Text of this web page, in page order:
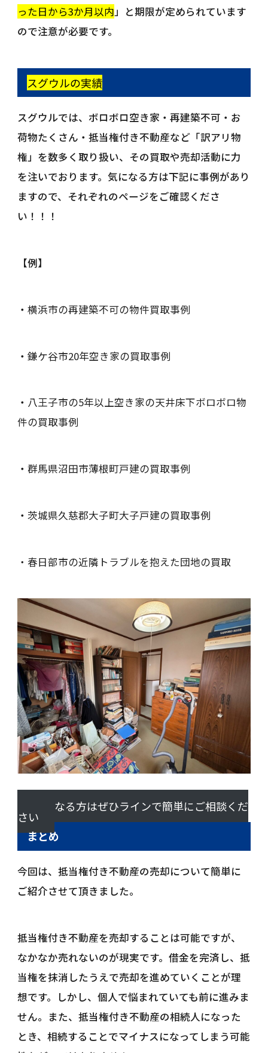
った日から3か月以内」と期限が定められています
ので注意が必要です。
スグウルの実績
スグウルでは、ボロボロ空き家・再建築不可・お
荷物たくさん・抵当権付き不動産など「訳アリ物
権」を数多く取り扱い、その買取や売却活動に力
を注いでおります。気になる方は下記に事例があり
ますので、それぞれのページをご確認くださ
い！！！
【例】
・横浜市の再建築不可の物件買取事例
・鎌ケ谷市20年空き家の買取事例
・ 八王子市の5年以上空き家の天井床下ボロボロ物
件の買取事例
・群馬県沼田市薄根町戸建の買取事例
・茨城県久慈郡大子町大子戸建の買取事例
・春日部市の近隣トラブルを抱えた団地の買取
気になる方はぜひラインで簡単にご相談くだ
さい
まとめ
今回は、抵当権付き不動産の売却について簡単に
ご紹介させて頂きました。
抵当権付き不動産を売却することは可能ですが、
なかなか売れないのが現実です。借金を完済し、抵
当権を抹消したうえで売却を進めていくことが理
想です。しかし、個人で悩まれていても前に進みま
せん。また、抵当権付き不動産の相続人になった
とき、相続することでマイナスになってしまう可能